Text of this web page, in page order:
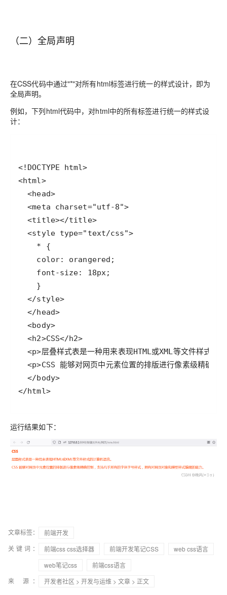
（二）全局声明
在CSS代码中通过"*"对所有html标签进行统一的样式设计，即为
全局声明。
例如，下列html代码中，对html中的所有标签进行统一的样式设
计：
<html>
  <head>
  <title></title>
  </head>
  <body>
  </body>
</html>
运行结果如下：
文章标签：
前端开发
关键词：
前端css css选择器 前端开发笔记CSS
web css语言
web笔记css
前端css语言
来 源：
开发者社区 > 开发与运维 > 文章 > 正文